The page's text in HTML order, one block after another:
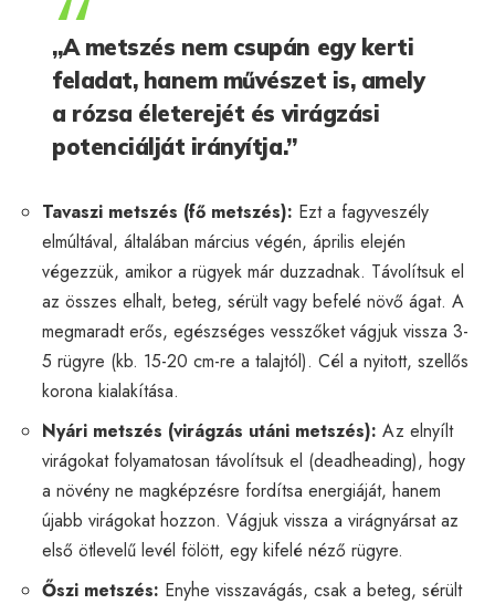
„A metszés nem csupán egy kerti
feladat, hanem művészet is, amely
a rózsa életerejét és virágzási
potenciálját irányítja.”
Tavaszi metszés (fő metszés): Ezt a fagyveszély
elmúltával, általában március végén, április elején
végezzük, amikor a rügyek már duzzadnak. Távolítsuk el
az összes elhalt, beteg, sérült vagy befelé növő ágat. A
megmaradt erős, egészséges vesszőket vágjuk vissza 3-
5 rügyre (kb. 15-20 cm-re a talajtól). Cél a nyitott, szellős
korona kialakítása.
Nyári metszés (virágzás utáni metszés): Az elnyílt
virágokat folyamatosan távolítsuk el (deadheading), hogy
a növény ne magképzésre fordítsa energiáját, hanem
újabb virágokat hozzon. Vágjuk vissza a virágnyársat az
első ötlevelű levél fölött, egy kifelé néző rügyre.
Őszi metszés: Enyhe visszavágás, csak a beteg, sérült